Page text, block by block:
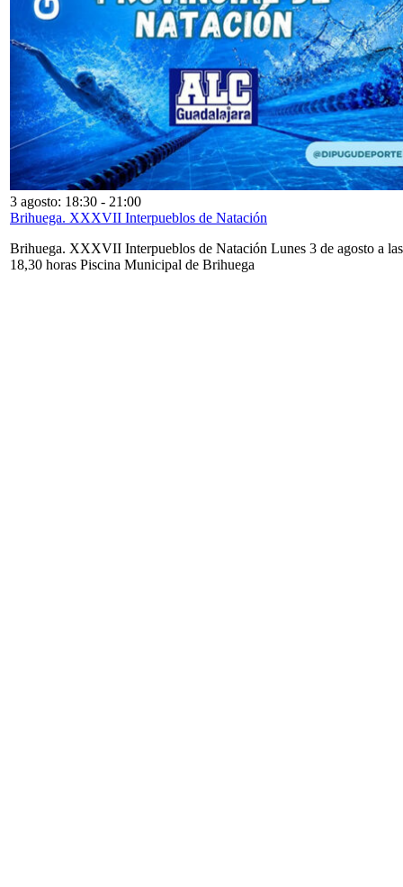
3 agosto: 18:30 - 21:00
Brihuega. XXXVII Interpueblos de Natación
Brihuega. XXXVII Interpueblos de Natación Lunes 3 de agosto a las
18,30 horas Piscina Municipal de Brihuega